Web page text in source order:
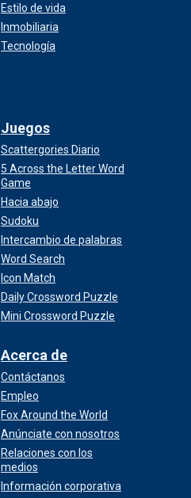
Estilo de vida
Inmobiliaria
Tecnología
Juegos
Scattergories Diario
5 Across the Letter Word
Game
Hacia abajo
Sudoku
Intercambio de palabras
Word Search
Icon Match
Daily Crossword Puzzle
Mini Crossword Puzzle
Acerca de
Contáctanos
Empleo
Fox Around the World
Anúnciate con nosotros
Relaciones con los
medios
Información corporativa